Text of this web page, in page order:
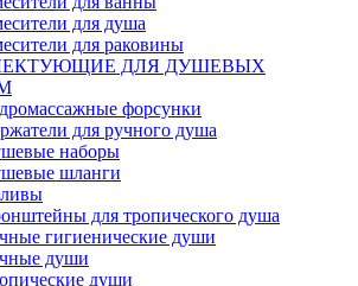
для душа
для раковины
ДЛЯ ДУШЕВЫХ
форсунки
для ручного душа
наборы
шланги
для тропического душа
гигиенические души
души
души